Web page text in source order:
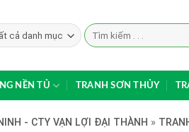
Search
for:
NỀN TỦ TRANH SƠN THỦY
- CTY VẠN LỢI ĐẠI THÀNH »